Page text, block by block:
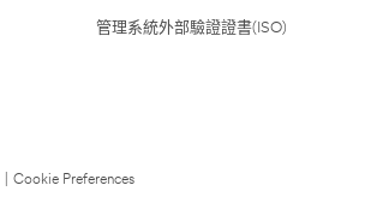
管理系統外部驗證證書(ISO)
Cookie Preferences